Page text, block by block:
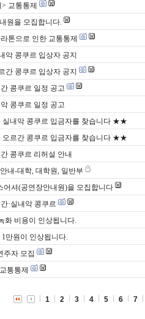
교통통제
원을 모집합니다.
톤으로 인한 교통통제
콩쿠르 입상자 공지
콩쿠르 입상자 공지
콩쿠르 일정 공고
콩쿠르 일정 공고
내악 콩쿠르 입금자를 찾습니다 ★★
르간 콩쿠르 입금자를 찾습니다 ★★
콩쿠르 리허설 안내
내-대학, 대학원, 일반부
어셔(공연장안내원)을 모집합니다
·실내악 콩쿠르
화 비용이 인상됩니다.
만원이 인상됩니다.
주자 모집
통통제
1 2 3 4 5 6 7